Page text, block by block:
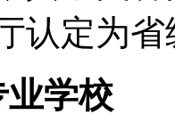
认定为
业学校